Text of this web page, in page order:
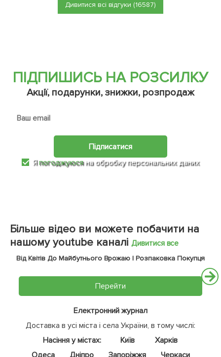
Дивитися всі відгуки (16587)
ПІДПИШИСЬ НА РОЗСИЛКУ
Акції, подарунки, знижки, розпродаж
Підписатися
Япогоджуюсяна обробку персональних даних
Більше відео ви можете побачити на
нашому youtube каналі Дивитися все
Від Квітів До Майбутнього Врожаю | Розпаковка Покупця
Перейти
Електронний журнал
Доставка в усі міста і села України, в тому числі:
Насіння у містах:
Київ
Харків